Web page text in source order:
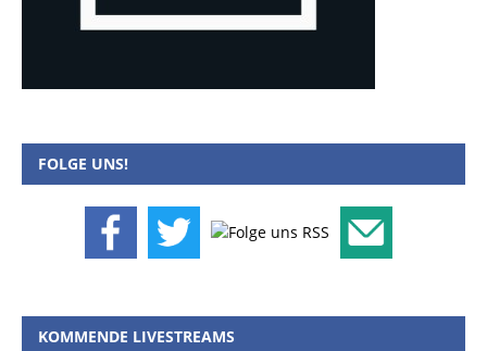
FOLGE UNS!
KOMMENDE LIVESTREAMS